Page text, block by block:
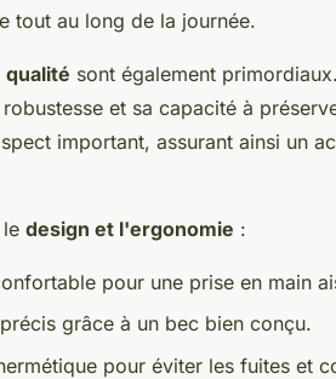
tout au long de la journée.
qualité sont également
et sa capacité à
important, assurant ainsi un
design et l'ergonomie :
pour une prise en main
grâce à un bec bien conçu.
pour éviter les fuites et